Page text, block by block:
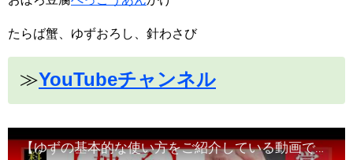
たらば蟹、ゆずおろし、針わさび
≫YouTubeチャンネル
【ゆずの基本的な使い方をご紹介している動画です】食材の切り方、使い方など！